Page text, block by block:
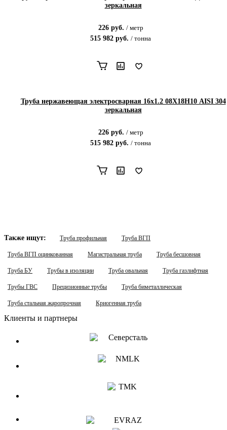
зеркальная
226руб. / метр
515 982 руб. / тонна
Труба нержавеющая электросварная 16х1.2 08Х18Н10 AISI 304
зеркальная
226руб. / метр
515 982 руб. / тонна
Также ищут: Труба профильная Труба ВГП
Труба ВГП оцинкованная Магистральная труба Труба бесшовная
Труба БУ Трубы в изоляции Труба овальная Труба газлифтная
Трубы ГВС Прецизионные трубы Труба биметаллическая
Труба стальная жаропрочная Криогенная труба
Клиенты и партнеры